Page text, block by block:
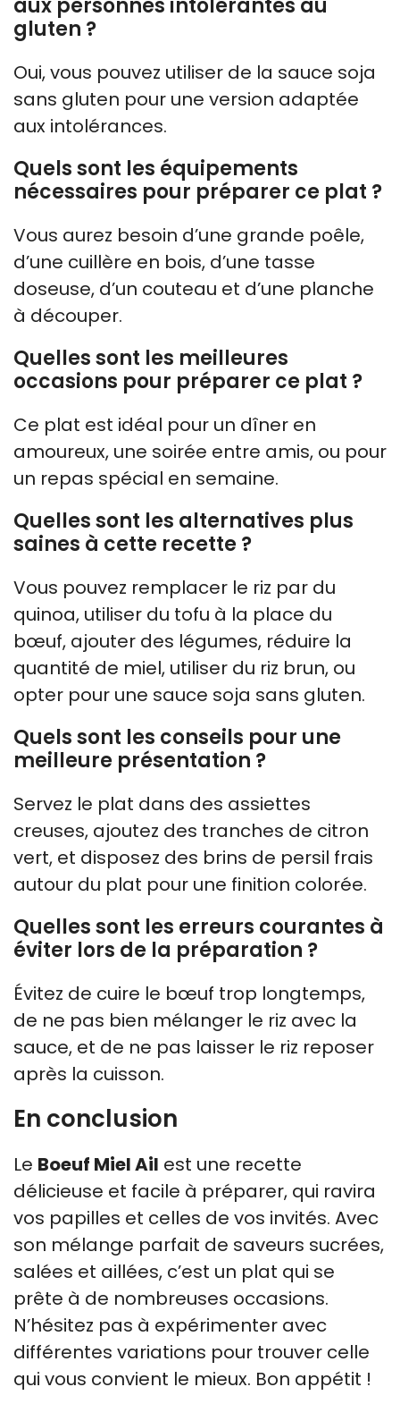
gluten ?
Oui, vous pouvez utiliser de la sauce soja
sans gluten pour une version adaptée
aux intolérances.
Quels sont les équipements
nécessaires pour préparer ce plat ?
Vous aurez besoin d’une grande poêle,
d’une cuillère en bois, d’une tasse
doseuse, d’un couteau et d’une planche
à découper.
Quelles sont les meilleures
occasions pour préparer ce plat ?
Ce plat est idéal pour un dîner en
amoureux, une soirée entre amis, ou pour
un repas spécial en semaine.
Quelles sont les alternatives plus
saines à cette recette ?
Vous pouvez remplacer le riz par du
quinoa, utiliser du tofu à la place du
bœuf, ajouter des légumes, réduire la
quantité de miel, utiliser du riz brun, ou
opter pour une sauce soja sans gluten.
Quels sont les conseils pour une
meilleure présentation ?
Servez le plat dans des assiettes
creuses, ajoutez des tranches de citron
vert, et disposez des brins de persil frais
autour du plat pour une finition colorée.
Quelles sont les erreurs courantes à
éviter lors de la préparation ?
Évitez de cuire le bœuf trop longtemps,
de ne pas bien mélanger le riz avec la
sauce, et de ne pas laisser le riz reposer
après la cuisson.
En conclusion
Le Boeuf Miel Ail est une recette
délicieuse et facile à préparer, qui ravira
vos papilles et celles de vos invités. Avec
son mélange parfait de saveurs sucrées,
salées et aillées, c’est un plat qui se
prête à de nombreuses occasions.
N’hésitez pas à expérimenter avec
différentes variations pour trouver celle
qui vous convient le mieux. Bon appétit !